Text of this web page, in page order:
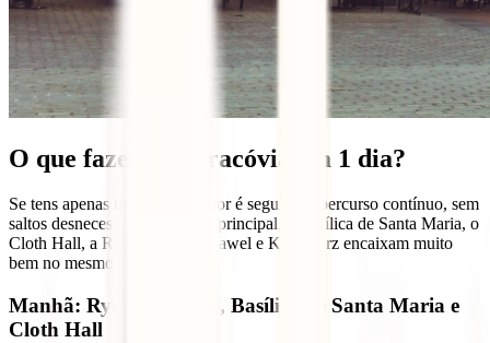
O que fazer em Cracóvia em 1 dia?
Se tens apenas um dia, o melhor é seguir um percurso contínuo, sem
saltos desnecessários. A praça principal, a Basílica de Santa Maria, o
Cloth Hall, a Rua Grodzka, Wawel e Kazimierz encaixam muito
bem no mesmo roteiro.
Manhã: Rynek Główny, Basílica de Santa Maria e
Cloth Hall